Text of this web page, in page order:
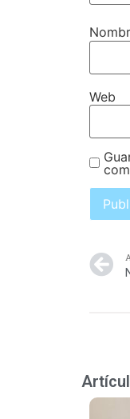
Web